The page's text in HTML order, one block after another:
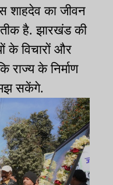
शाहदेव का जीवन
है. झारखंड की
के विचारों और
राज्य के निर्माण
सकेंगे.